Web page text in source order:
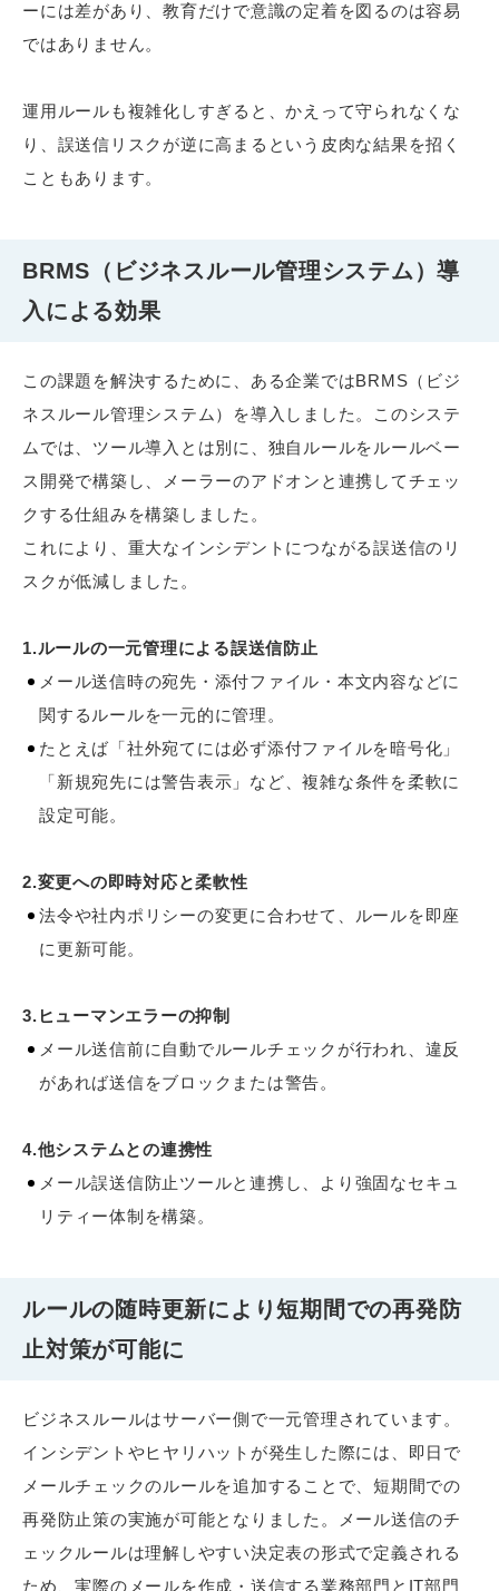
ーには差があり、教育だけで意識の定着を図るのは容易
ではありません。
運用ルールも複雑化しすぎると、かえって守られなくな
り、誤送信リスクが逆に高まるという皮肉な結果を招く
こともあります。
BRMS（ビジネスルール管理システム）導
入による効果
この課題を解決するために、ある企業ではBRMS（ビジ
ネスルール管理システム）を導入しました。このシステ
ムでは、ツール導入とは別に、独自ルールをルールベー
ス開発で構築し、メーラーのアドオンと連携してチェッ
クする仕組みを構築しました。
これにより、重大なインシデントにつながる誤送信のリ
スクが低減しました。
1.ルールの一元管理による誤送信防止
メール送信時の宛先・添付ファイル・本文内容などに
関するルールを一元的に管理。
たとえば「社外宛てには必ず添付ファイルを暗号化」
「新規宛先には警告表示」など、複雑な条件を柔軟に
設定可能。
2.変更への即時対応と柔軟性
法令や社内ポリシーの変更に合わせて、ルールを即座
に更新可能。
3.ヒューマンエラーの抑制
メール送信前に自動でルールチェックが行われ、違反
があれば送信をブロックまたは警告。
4.他システムとの連携性
メール誤送信防止ツールと連携し、より強固なセキュ
リティー体制を構築。
ルールの随時更新により短期間での再発防
止対策が可能に
ビジネスルールはサーバー側で一元管理されています。
インシデントやヒヤリハットが発生した際には、即日で
メールチェックのルールを追加することで、短期間での
再発防止策の実施が可能となりました。メール送信のチ
ェックルールは理解しやすい決定表の形式で定義される
ため、実際のメールを作成・送信する業務部門とIT部門